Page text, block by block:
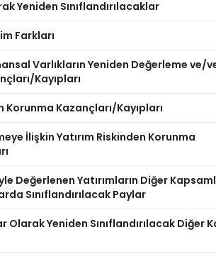
Yeniden Sınıflandırılacaklar
Farkları
Varlıkların Yeniden Değerleme ve/
Kayıpları
Korunma Kazançları/Kayıpları
İlişkin Yatırım Riskinden Korunma
Değerlenen Yatırımların Diğer
Sınıflandırılacak Paylar
Olarak Yeniden Sınıflandırılacak Diğer